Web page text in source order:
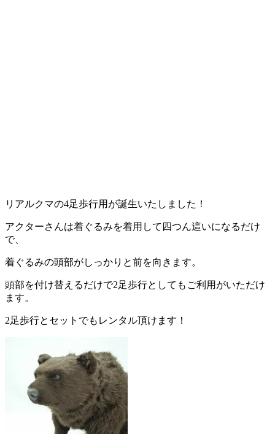
リアルクマの4足歩行用が誕生いたしました！
アクターさんは着ぐるみを着用して四つん這いになるだけ
で、
着ぐるみの頭部がしっかりと前を向きます。
頭部を付け替えるだけで2足歩行としてもご利用がいただけ
ます。
2足歩行とセットでもレンタル頂けます！